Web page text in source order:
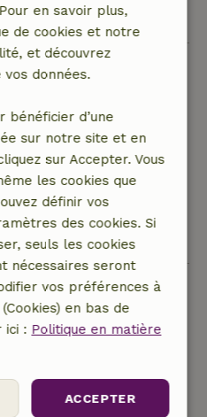
de construction
sont réduits au
la Maison nature.
en savoir plus,
de cookies et notre
et découvrez
données.
bénéficier d’une
sur notre site et en
sur Accepter. Vous
les cookies que
définir vos
des cookies. Si
seuls les cookies
nécessaires seront
vos préférences à
en bas de
ici : Politique en matière
ACCEPTER